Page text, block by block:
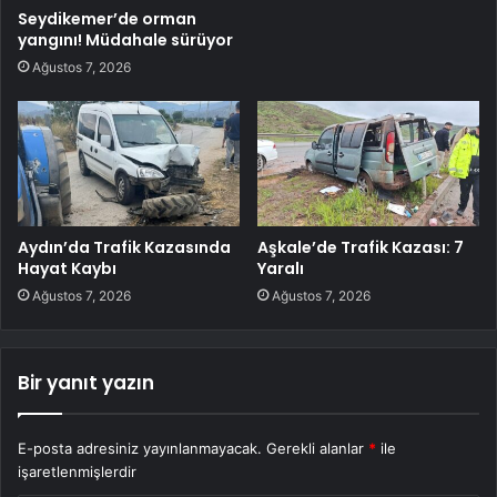
Seydikemer’de orman
yangını! Müdahale sürüyor
Ağustos 7, 2026
Aydın’da Trafik Kazasında
Hayat Kaybı
Ağustos 7, 2026
Aşkale’de Trafik Kazası: 7
Yaralı
Ağustos 7, 2026
Bir yanıt yazın
E-posta adresiniz yayınlanmayacak. Gerekli alanlar * ile
işaretlenmişlerdir